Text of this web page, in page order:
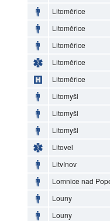
Litoměřice
Litoměřice
Litoměřice
Litoměřice
Litoměřice
Litomyšl
Litomyšl
Litomyšl
Litovel
Litvínov
Lomnice nad
Louny
Louny